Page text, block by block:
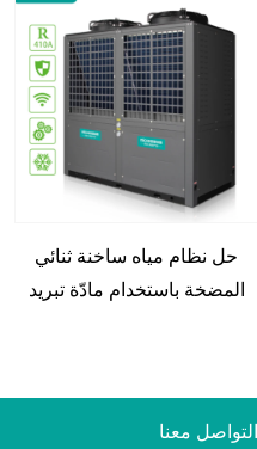
البرك والتدفئة الهيدروليكية
حل نظام مياه ساخنة ثنائي
المضخة باستخدام مادّة تبريد
معنا